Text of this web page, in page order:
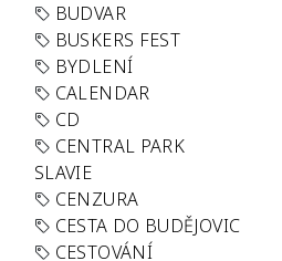
BUDVAR
BUSKERS FEST
BYDLENÍ
CALENDAR
CD
CENTRAL PARK
SLAVIE
CENZURA
CESTA DO BUDĚJOVIC
CESTOVÁNÍ